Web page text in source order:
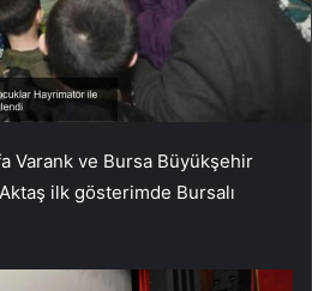
Varank ve Bursa Büyükşehir
ilk gösterimde Bursalı